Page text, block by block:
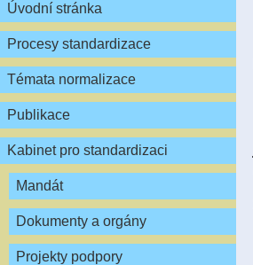
Úvodní stránka
Procesy standardizace
Témata normalizace
Publikace
Kabinet pro standardizaci
Mandát
Dokumenty a orgány
Projekty podpory